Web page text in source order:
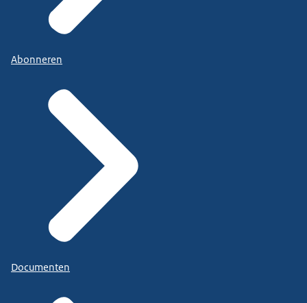
Abonneren
Documenten